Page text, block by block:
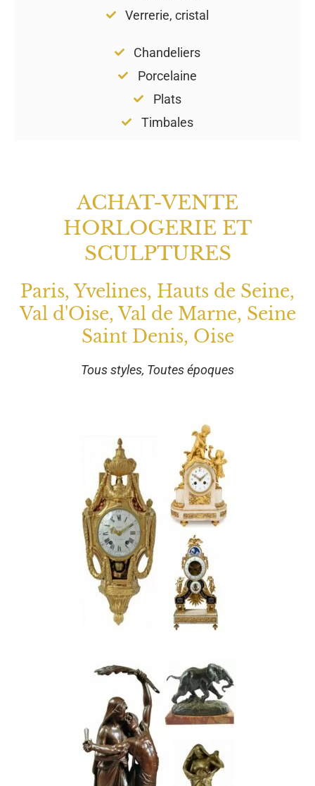
Verrerie, cristal
Chandeliers
Porcelaine
Plats
Timbales
ACHAT-VENTE
HORLOGERIE ET
SCULPTURES
Paris, Yvelines, Hauts de Seine,
Val d'Oise, Val de Marne, Seine
Saint Denis, Oise
Tous styles, Toutes époques